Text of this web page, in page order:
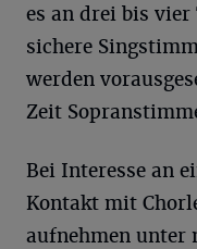
es an drei bis
sichere
werden
Zeit
Bei Interesse an
Kontakt mit
aufnehmen unter